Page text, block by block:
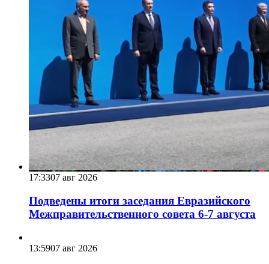
17:3307 авг 2026
Подведены итоги заседания Евразийского
Межправительственного совета 6-7 августа
13:5907 авг 2026